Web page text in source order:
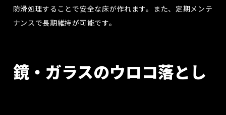
防滑処理することで安全な床が作れます。また、定期メンテ
ナンスで長期維持が可能です。
鏡・ガラスのウロコ落とし